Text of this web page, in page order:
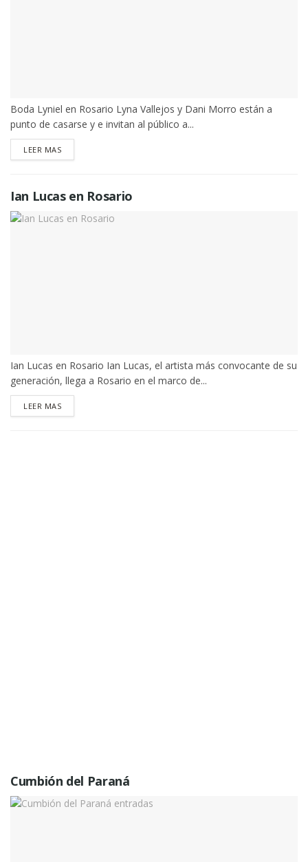
Boda Lyniel en Rosario Lyna Vallejos y Dani Morro están a
punto de casarse y e invitan al público a...
LEER MASDETAILS
Ian Lucas en Rosario
Ian Lucas en Rosario Ian Lucas, el artista más convocante de su
generación, llega a Rosario en el marco de...
LEER MASDETAILS
Cumbión del Paraná